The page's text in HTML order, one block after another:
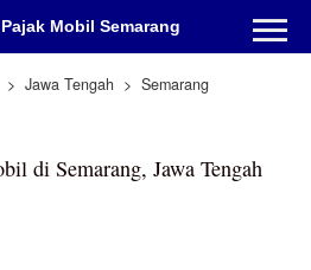
Mobil Semarang
Jawa Tengah Semarang
di Semarang, Jawa Tengah